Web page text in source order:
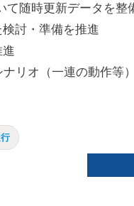
て随時更新データを整
討・準備を推進
リオ（一連の動作等
討